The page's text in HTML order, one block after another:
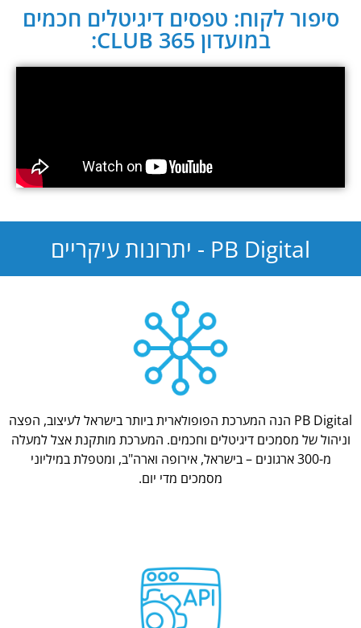
סיפור לקוח: טפסים דיגיטלים חכמים
במועדון CLUB 365:
PB Digital - יתרונות עיקריים
PB Digital הנה המערכת הפופולארית ביותר בישראל לעיצוב, הפצה
וניהול של מסמכים דיגיטלים וחכמים. המערכת מותקנת אצל למעלה
מ-300 ארגונים – בישראל, אירופה וארה"ב, ומטפלת במיליוני
מסמכים מדי יום.